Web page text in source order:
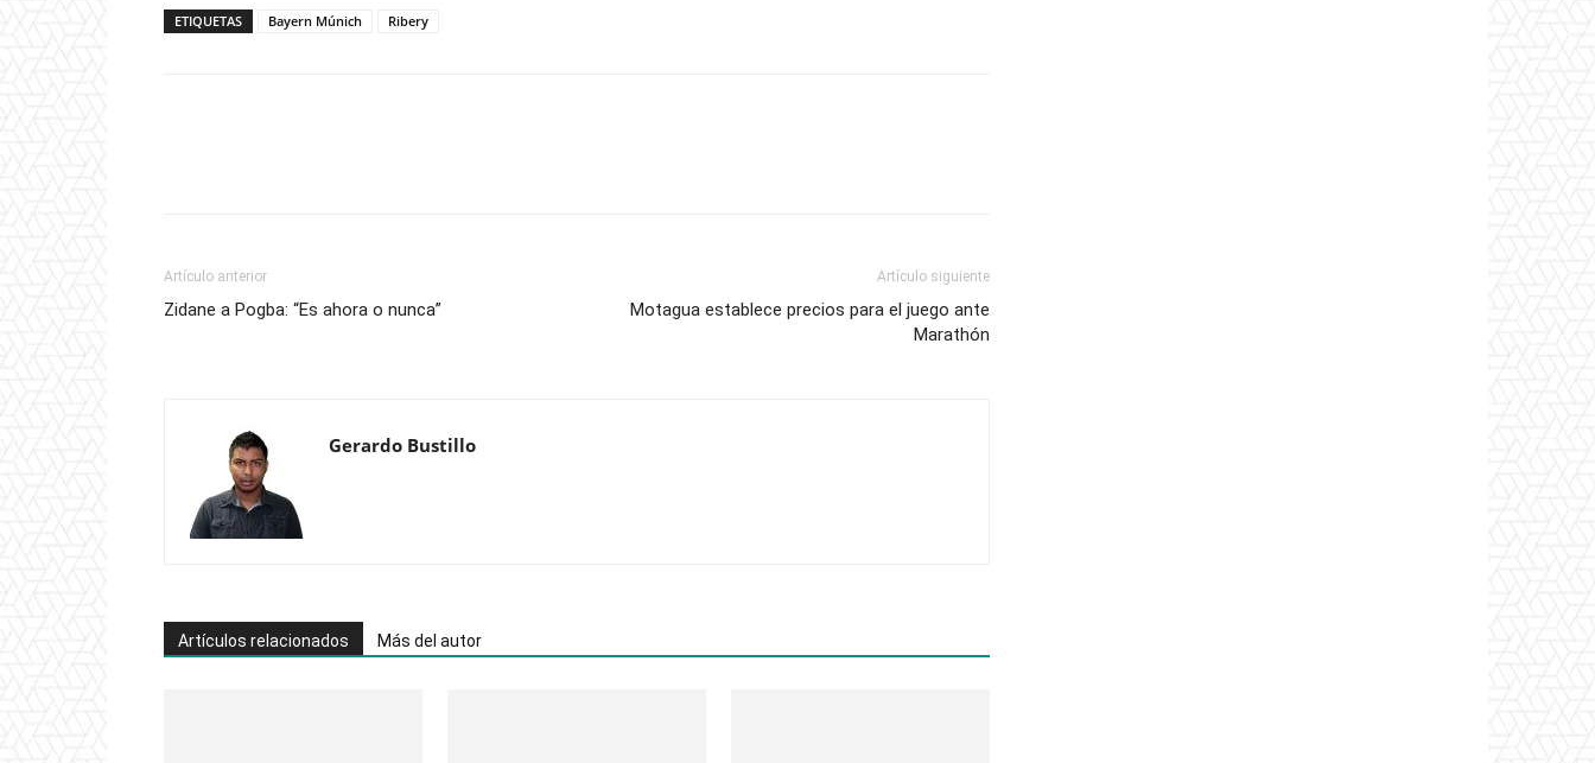
ETIQUETAS Bayern Múnich Ribery
Artículo anterior
Zidane a Pogba: “Es ahora o nunca”
Artículo siguiente
Motagua establece precios para el juego ante
Marathón
Gerardo Bustillo
Artículos relacionados Más del autor